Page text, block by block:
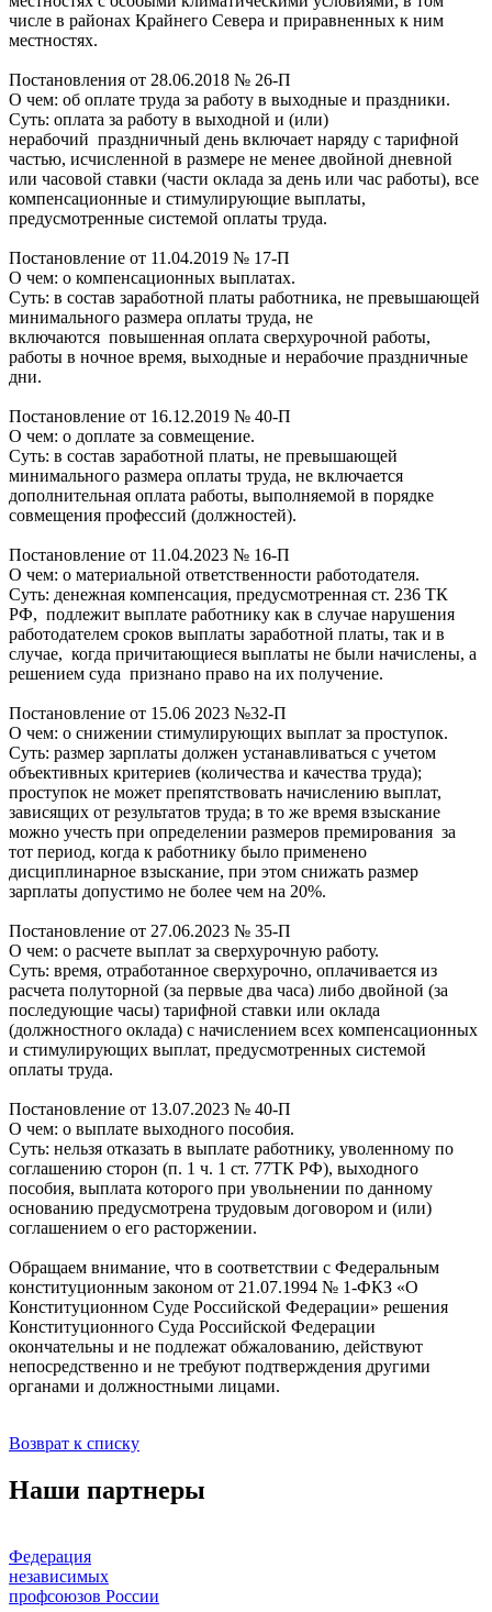
числе в районах Крайнего Севера и приравненных к ним
местностях.
Постановления от 28.06.2018 № 26-П
О чем: об оплате труда за работу в выходные и праздники.
Суть: оплата за работу в выходной и (или)
нерабочий праздничный день включает наряду с тарифной
частью, исчисленной в размере не менее двойной дневной
или часовой ставки (части оклада за день или час работы), все
компенсационные и стимулирующие выплаты,
предусмотренные системой оплаты труда.
Постановление от 11.04.2019 № 17-П
О чем: о компенсационных выплатах.
Суть: в состав заработной платы работника, не превышающей
минимального размера оплаты труда, не
включаются повышенная оплата сверхурочной работы,
работы в ночное время, выходные и нерабочие праздничные
дни.
Постановление от 16.12.2019 № 40-П
О чем: о доплате за совмещение.
Суть: в состав заработной платы, не превышающей
минимального размера оплаты труда, не включается
дополнительная оплата работы, выполняемой в порядке
совмещения профессий (должностей).
Постановление от 11.04.2023 № 16-П
О чем: о материальной ответственности работодателя.
Суть: денежная компенсация, предусмотренная ст. 236 ТК
РФ, подлежит выплате работнику как в случае нарушения
работодателем сроков выплаты заработной платы, так и в
случае, когда причитающиеся выплаты не были начислены, а
решением суда признано право на их получение.
Постановление от 15.06 2023 №32-П
О чем: о снижении стимулирующих выплат за проступок.
Суть: размер зарплаты должен устанавливаться с учетом
объективных критериев (количества и качества труда);
проступок не может препятствовать начислению выплат,
зависящих от результатов труда; в то же время взыскание
можно учесть при определении размеров премирования за
тот период, когда к работнику было применено
дисциплинарное взыскание, при этом снижать размер
зарплаты допустимо не более чем на 20%.
Постановление от 27.06.2023 № 35-П
О чем: о расчете выплат за сверхурочную работу.
Суть: время, отработанное сверхурочно, оплачивается из
расчета полуторной (за первые два часа) либо двойной (за
последующие часы) тарифной ставки или оклада
(должностного оклада) с начислением всех компенсационных
и стимулирующих выплат, предусмотренных системой
оплаты труда.
Постановление от 13.07.2023 № 40-П
О чем: о выплате выходного пособия.
Суть: нельзя отказать в выплате работнику, уволенному по
соглашению сторон (п. 1 ч. 1 ст. 77ТК РФ), выходного
пособия, выплата которого при увольнении по данному
основанию предусмотрена трудовым договором и (или)
соглашением о его расторжении.
Обращаем внимание, что в соответствии с Федеральным
конституционным законом от 21.07.1994 № 1-ФКЗ «О
Конституционном Суде Российской Федерации» решения
Конституционного Суда Российской Федерации
окончательны и не подлежат обжалованию, действуют
непосредственно и не требуют подтверждения другими
органами и должностными лицами.
Возврат к списку
Наши партнеры
Федерация
независимых
профсоюзов России